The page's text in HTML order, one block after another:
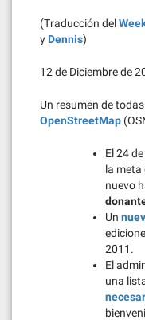
(Traducción del
y Dennis)
12 de Diciembre de
Un resumen de
OpenStreetMap
El 24
la meta
nuevo
Un
2011.
El
una